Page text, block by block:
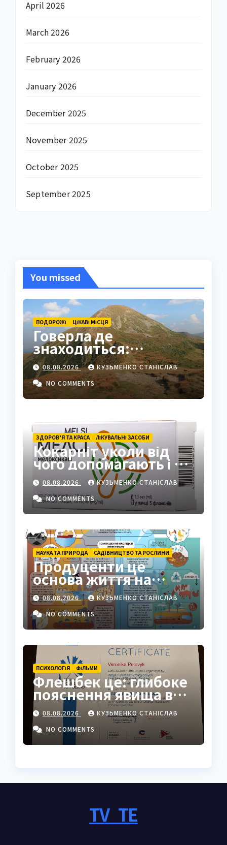
April 2026
March 2026
February 2026
January 2026
December 2025
November 2025
October 2025
September 2025
You missed
ПОДОРОЖІ ЦІКАВІ МІСЦЯ
Говерла де
знаходиться:
найвища вершина
України в серці
Карпат
08.08.2026
КУЗЬМЕНКО СТАНІСЛАВ
NO COMMENTS
ЗДОРОВ’Я ТА КРАСА ЛІКУВАЛЬНІ ЗАСОБИ
Кокарніт уколи від
чого допомагають і як
працюють
08.08.2026
КУЗЬМЕНКО СТАНІСЛАВ
NO COMMENTS
НАУКА ТА ПРИРОДА САДІВНИЦТВО ТА РОСЛИНИ
Продуценти це
основа життя на
Землі: повний гід
08.08.2026
КУЗЬМЕНКО СТАНІСЛАВ
NO COMMENTS
ПСИХОЛОГІЯ ФІЛЬМИ
Флешбек це: глибоке
пояснення явища в
психології, кіно та
житті
08.08.2026
КУЗЬМЕНКО СТАНІСЛАВ
NO COMMENTS
TV_TE